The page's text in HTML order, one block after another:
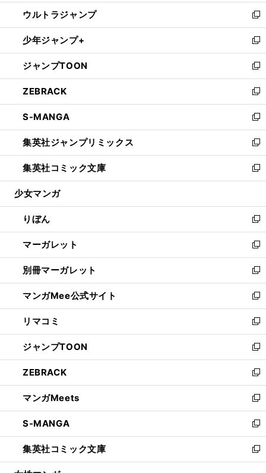
く
ウ
で
開
く
ン
ド
ウ
で
開
く
ウ
ィ
ン
ド
ウ
で
開
く
し
い
ウ
ィ
ン
ド
ウ
で
開
く
ウルトラジャンプ
新
し
い
ウ
ィ
ン
ド
ウ
で
開
く
少年ジャンプ+
新
し
い
ウ
ィ
ン
ド
ウ
で
開
く
ジャンプTOON
新
し
い
ウ
ィ
ン
ド
ウ
で
開
ZEBRACK
新
し
い
ウ
ィ
ン
ド
ウ
開
く
S-MANGA
新
し
い
ウ
ィ
ン
ウ
で
開
く
集英社ジャンプリミックス
新
し
い
ウ
ン
ド
ウ
で
開
く
集英社コミック文庫
新
し
ウ
ィ
ン
ド
ウ
で
開
く
少女マンガ
りぼん
新
し
い
ウ
ィ
ン
ド
ウ
で
開
く
マーガレット
新
し
い
ウ
ィ
ン
ド
ウ
で
開
く
別冊マーガレット
新
し
い
ウ
ィ
ン
ド
ウ
で
開
く
マンガMee公式サイト
新
し
い
ウ
ィ
ン
ド
ウ
で
開
く
リマコミ
新
し
い
ウ
ィ
ン
ド
ウ
で
開
く
ジャンプTOON
新
し
い
ウ
ィ
ン
ド
ウ
で
開
ZEBRACK
新
し
い
ウ
ィ
ン
ド
ウ
マンガMeets
新
し
い
ウ
ィ
ン
S-MANGA
新
し
い
ウ
集英社コミック文庫
新
し